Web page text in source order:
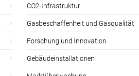
CO2-Infrastruktur
Gasbeschaffenheit und Gasqualität
Forschung und Innovation
Gebäudeinstallationen